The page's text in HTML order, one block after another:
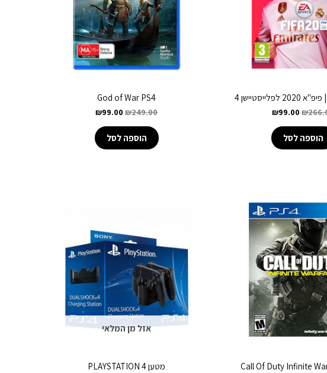
₪
₪99.00
הוספה לסל
God of War PS4
₪249.00
₪99.00
הוספה לסל
Call Of Duty Infinite
אזל מן המלאי
מטען PLAYSTATION 4